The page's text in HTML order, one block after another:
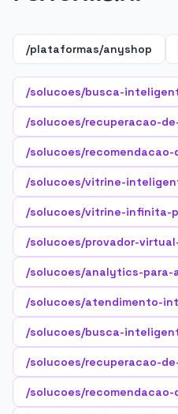
/plataformas/anyshop
/solucoes/busca-
/solucoes/recuperacao-
/solucoes/
/solucoes/vitrine-
/solucoes/vitrine-infinita-
/solucoes/provador-
/solucoes/analytics-para-
/solucoes/atendimento-
/solucoes/busca-
/solucoes/recuperacao-
/solucoes/